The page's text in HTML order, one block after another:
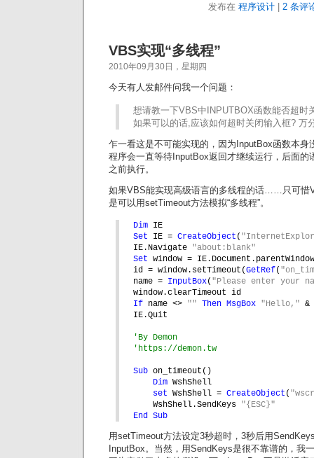
发布在 程序设计| 2 条评
VBS实现“多线程”
2010年09月30日，星期四
今天有人发邮件问我一个问题：
想请教一下VBS中INPUTBOX函数能否超时
如果可以的话,应该如何超时关闭输入框? 万
乍一看这是不可能实现的，因为InputBox函数本身
程序会一直等待InputBox返回才继续运行，后面的
之前执行。
如果VBS能实现高级语言的多线程的话……只可惜
是可以用setTimeout方法模拟“多线程”。
Dim IE
Set IE = CreateObject (
IE.Navigate "about:blank"
Set window = IE.Document.parentWindow
id = window.setTimeout(GetRef(
name = InputBox( "Please enter your
window.clearTimeout id
If name <> "" Then MsgBox "Hello," &
IE.Quit
'By Demon
'https://demon.tw
Sub on_timeout()
Dim WshShell
set WshShell = CreateObject (
WshShell.SendKeys "{ESC}"
End Sub
用setTimeout方法设定3秒超时，3秒后用
InputBox。当然，用SendKeys是很不靠谱的，我